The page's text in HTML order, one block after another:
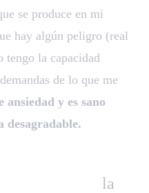
se produce en mi
hay algún peligro (real
tengo la capacidad
de lo que me
ansiedad y es sano
desagradable.
a la